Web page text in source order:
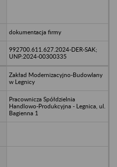
dokumentacja firmy
992700.611.627.2024-DER-SAK;
UNP:2024-00300335
Zakład Modernizacyjno-Budowlany
w Legnicy
Pracownicza Spółdzielnia
Handlowo-Produkcyjna - Legnica, ul.
Bagienna 1